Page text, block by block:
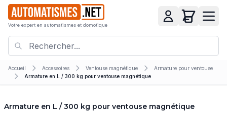
Votre expert en automatismes et domotique
Accueil Accessoires Ventouse magnétique
Armature pour ventouse
Armature en L / 300 kg pour ventouse magnétique
Armature en L / 300 kg pour ventouse magnétique